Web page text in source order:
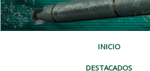
INICIO
DESTACADOS